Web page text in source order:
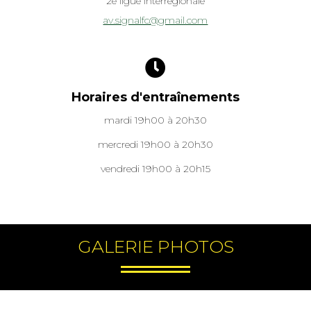
av.signalfc@gmail.com
Horaires d'entraînements
mardi 19h00 à 20h30
mercredi 19h00 à 20h30
vendredi 19h00 à 20h15
GALERIE PHOTOS